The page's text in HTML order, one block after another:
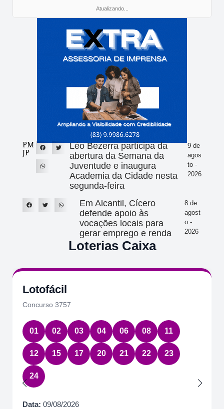
Atualizando...
PM
JP
Léo Bezerra participa da
abertura da Semana da
Juventude e inaugura
Academia da Cidade nesta
segunda-feira
9 de
agos
to -
2026
Em Alcantil, Cícero
defende apoio às
vocações locais para
gerar emprego e renda
8 de
agost
o -
2026
Loterias Caixa
Lotofácil
Concurso 3757
01 02 03 04 06 08 11
12 15 17 20 21 22 23
24
Data: 09/08/2026